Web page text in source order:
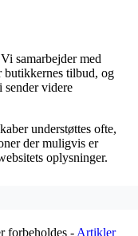
samarbejder med
butikkernes tilbud, og
sender videre
understøttes ofte,
der muligvis er
oplysninger.
forbeholdes - Artikler